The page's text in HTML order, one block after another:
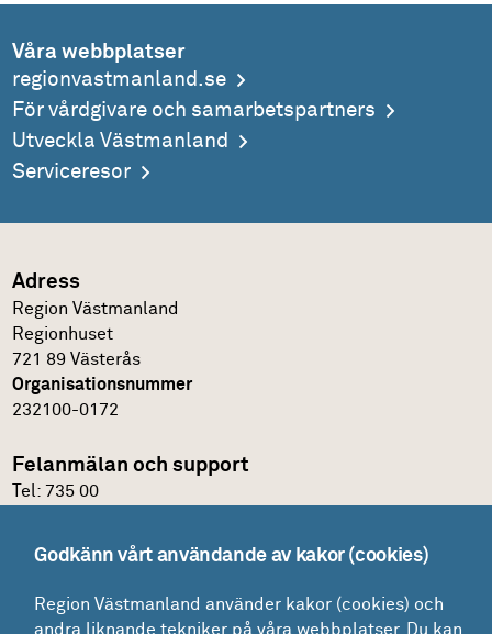
Våra webbplatser
regionvastmanland.se
För vårdgivare och samarbetspartners
Utveckla Västmanland
Serviceresor
Adress
Region Västmanland
Regionhuset
721 89 Västerås
Organisationsnummer
232100-0172
Felanmälan och support
Tel: 735 00
Glömt lösenordet?
Godkänn vårt användande av kakor (cookies)
Region Västmanland använder kakor (cookies) och
andra liknande tekniker på våra webbplatser. Du kan